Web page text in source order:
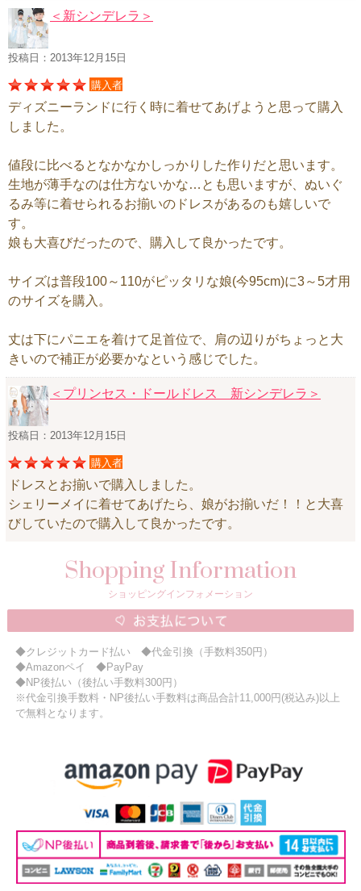
＜新シンデレラ＞
投稿日：2013年12月15日
購入者
ディズニーランドに行く時に着せてあげようと思って購入
しました。
値段に比べるとなかなかしっかりした作りだと思います。
生地が薄手なのは仕方ないかな…とも思いますが、ぬいぐ
るみ等に着せられるお揃いのドレスがあるのも嬉しいで
す。
娘も大喜びだったので、購入して良かったです。
サイズは普段100～110がピッタリな娘(今95cm)に3～5才用
のサイズを購入。
丈は下にパニエを着けて足首位で、肩の辺りがちょっと大
きいので補正が必要かなという感じでした。
＜プリンセス・ドールドレス 新シンデレラ＞
投稿日：2013年12月15日
購入者
ドレスとお揃いで購入しました。
シェリーメイに着せてあげたら、娘がお揃いだ！！と大喜
びしていたので購入して良かったです。
Shopping Information
ショッピングインフォメーション
◆クレジットカード払い ◆代金引換（手数料350円）
◆Amazonペイ ◆PayPay
◆NP後払い（後払い手数料300円）
※代金引換手数料・NP後払い手数料は商品合計11,000円(税込み)以上
で無料となります。